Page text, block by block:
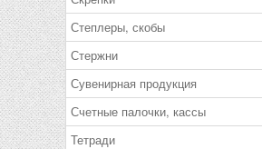
Степлеры, скобы
Стержни
Сувенирная продукция
Счетные палочки, кассы
Тетради